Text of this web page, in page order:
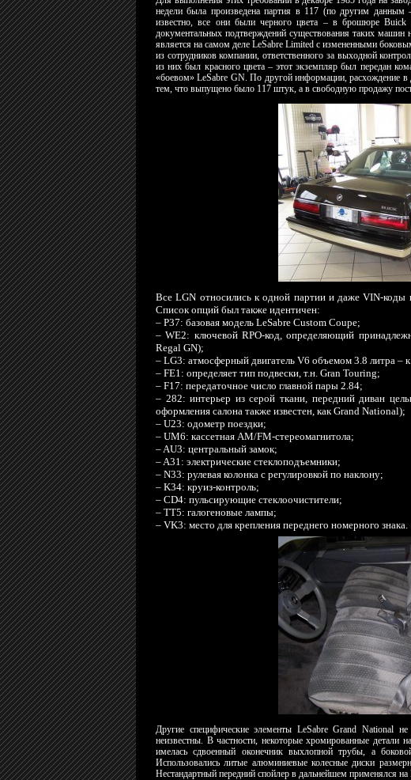
недели была произведена партия в 117 (по другим данным
известно, все они были черного цвета – в брошюре Buick
документальных подтверждений существования таких
является на самом деле LeSabre Limited с измененными
из сотрудников компании, ответственного за выходной
из них был красного цвета – этот экземпляр был передан
«боевом» LeSabre GN. По другой информации, расхождение
тем, что выпущено было 117 штук, а в свободную продажу
Все LGN относились к одной партии и даже VIN-коды
Список опций был также идентичен:
– P37: базовая модель LeSabre Custom Coupe;
– WE2: ключевой RPO-код, определяющий
Regal GN);
– LG3: атмосферный двигатель V6 объемом 3.8 литра –
– FE1: определяет тип подвески, т.н. Gran Touring;
– F17: передаточное число главной пары 2.84;
– 282: интерьер из серой ткани, передний диван
оформления салона также известен, как Grand National);
– U23: одометр поездки;
– UM6: кассетная AM/FM-стереомагнитола;
– AU3: центральный замок;
– A31: электрические стеклоподъемники;
– N33: рулевая колонка с регулировкой по наклону;
– K34: круиз-контроль;
– CD4: пульсирующие стеклоочистители;
– TT5: галогеновые лампы;
– VK3: место для крепления переднего номерного знака.
Другие специфические элементы LeSabre Grand National
неизвестны. В частности, некоторые хромированные
имелась сдвоенный оконечник выхлопной трубы, а
Использовались литые алюминиевые колесные диски
Нестандартный передний спойлер в дальнейшем применялся